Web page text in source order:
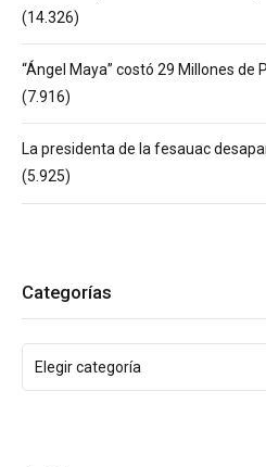
(14.326)
“Ángel Maya” costó 29 Millones de
(7.916)
La presidenta de la fesauac
(5.925)
Categorías